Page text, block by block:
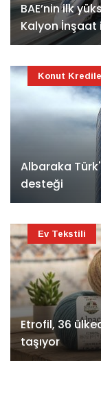
BAE’nin ilk
Kalyon İnşaat
Albaraka
desteği
Konut
Etrofil, 36
taşıyor
Ev Tekstili